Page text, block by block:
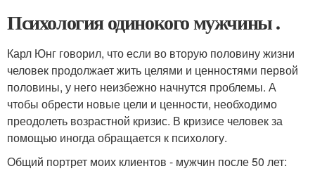
Психология одинокого мужчины .
Карл Юнг говорил, что если во вторую половину жизни
человек продолжает жить целями и ценностями первой
половины, у него неизбежно начнутся проблемы. А
чтобы обрести новые цели и ценности, необходимо
преодолеть возрастной кризис. В кризисе человек за
помощью иногда обращается к психологу.
Общий портрет моих клиентов - мужчин после 50 лет: